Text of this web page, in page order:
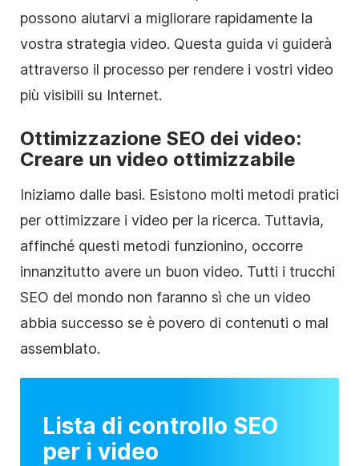
possono aiutarvi a migliorare rapidamente la
vostra strategia video. Questa guida vi guiderà
attraverso il processo per rendere i vostri video
più visibili su Internet.
Ottimizzazione SEO dei video:
Creare un video ottimizzabile
Iniziamo dalle basi. Esistono molti metodi pratici
per ottimizzare i video per la ricerca. Tuttavia,
affinché questi metodi funzionino, occorre
innanzitutto avere un buon video. Tutti i trucchi
SEO del mondo non faranno sì che un video
abbia successo se è povero di contenuti o mal
assemblato.
Lista di controllo SEO
per i video